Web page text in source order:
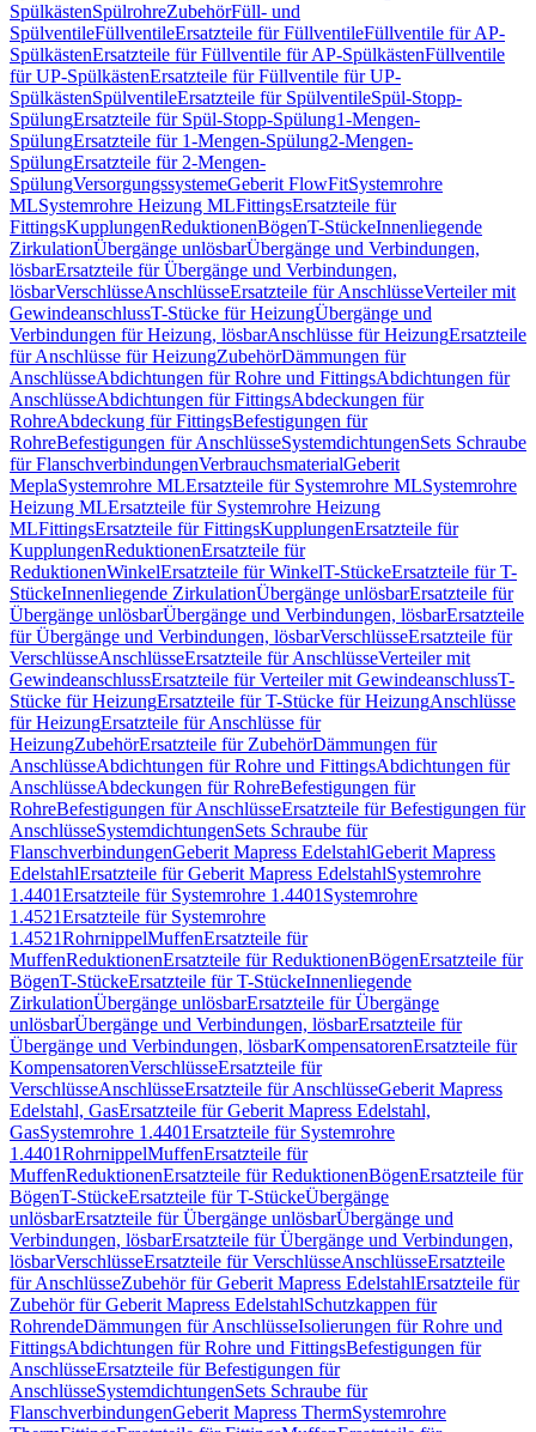
SpülkästenSpülrohreZubehörFüll- und
SpülventileFüllventileErsatzteile für FüllventileFüllventile für AP-
SpülkästenErsatzteile für Füllventile für AP-SpülkästenFüllventile
für UP-SpülkästenErsatzteile für Füllventile für UP-
SpülkästenSpülventileErsatzteile für SpülventileSpül-Stopp-
SpülungErsatzteile für Spül-Stopp-Spülung1-Mengen-
SpülungErsatzteile für 1-Mengen-Spülung2-Mengen-
SpülungErsatzteile für 2-Mengen-
SpülungVersorgungssystemeGeberit FlowFitSystemrohre
MLSystemrohre Heizung MLFittingsErsatzteile für
FittingsKupplungenReduktionenBögenT-StückeInnenliegende
ZirkulationÜbergänge unlösbarÜbergänge und Verbindungen,
lösbarErsatzteile für Übergänge und Verbindungen,
lösbarVerschlüsseAnschlüsseErsatzteile für AnschlüsseVerteiler mit
GewindeanschlussT-Stücke für HeizungÜbergänge und
Verbindungen für Heizung, lösbarAnschlüsse für HeizungErsatzteile
für Anschlüsse für HeizungZubehörDämmungen für
AnschlüsseAbdichtungen für Rohre und FittingsAbdichtungen für
AnschlüsseAbdichtungen für FittingsAbdeckungen für
RohreAbdeckung für FittingsBefestigungen für
RohreBefestigungen für AnschlüsseSystemdichtungenSets Schraube
für FlanschverbindungenVerbrauchsmaterialGeberit
MeplaSystemrohre MLErsatzteile für Systemrohre MLSystemrohre
Heizung MLErsatzteile für Systemrohre Heizung
MLFittingsErsatzteile für FittingsKupplungenErsatzteile für
KupplungenReduktionenErsatzteile für
ReduktionenWinkelErsatzteile für WinkelT-StückeErsatzteile für T-
StückeInnenliegende ZirkulationÜbergänge unlösbarErsatzteile für
Übergänge unlösbarÜbergänge und Verbindungen, lösbarErsatzteile
für Übergänge und Verbindungen, lösbarVerschlüsseErsatzteile für
VerschlüsseAnschlüsseErsatzteile für AnschlüsseVerteiler mit
GewindeanschlussErsatzteile für Verteiler mit GewindeanschlussT-
Stücke für HeizungErsatzteile für T-Stücke für HeizungAnschlüsse
für HeizungErsatzteile für Anschlüsse für
HeizungZubehörErsatzteile für ZubehörDämmungen für
AnschlüsseAbdichtungen für Rohre und FittingsAbdichtungen für
AnschlüsseAbdeckungen für RohreBefestigungen für
RohreBefestigungen für AnschlüsseErsatzteile für Befestigungen für
AnschlüsseSystemdichtungenSets Schraube für
FlanschverbindungenGeberit Mapress EdelstahlGeberit Mapress
EdelstahlErsatzteile für Geberit Mapress EdelstahlSystemrohre
1.4401Ersatzteile für Systemrohre 1.4401 Systemrohre
1.4521Ersatzteile für Systemrohre
1.4521RohrnippelMuffenErsatzteile für
MuffenReduktionenErsatzteile für ReduktionenBögenErsatzteile für
BögenT-StückeErsatzteile für T-StückeInnenliegende
ZirkulationÜbergänge unlösbarErsatzteile für Übergänge
unlösbarÜbergänge und Verbindungen, lösbarErsatzteile für
Übergänge und Verbindungen, lösbarKompensatorenErsatzteile für
KompensatorenVerschlüsseErsatzteile für
VerschlüsseAnschlüsseErsatzteile für AnschlüsseGeberit Mapress
Edelstahl, GasErsatzteile für Geberit Mapress Edelstahl,
GasSystemrohre 1.4401Ersatzteile für Systemrohre
1.4401RohrnippelMuffenErsatzteile für
MuffenReduktionenErsatzteile für ReduktionenBögenErsatzteile für
BögenT-StückeErsatzteile für T-StückeÜbergänge
unlösbarErsatzteile für Übergänge unlösbarÜbergänge und
Verbindungen, lösbarErsatzteile für Übergänge und Verbindungen,
lösbarVerschlüsseErsatzteile für VerschlüsseAnschlüsseErsatzteile
für AnschlüsseZubehör für Geberit Mapress EdelstahlErsatzteile für
Zubehör für Geberit Mapress EdelstahlSchutzkappen für
RohrendeDämmungen für AnschlüsseIsolierungen für Rohre und
FittingsAbdichtungen für Rohre und FittingsBefestigungen für
AnschlüsseErsatzteile für Befestigungen für
AnschlüsseSystemdichtungenSets Schraube für
FlanschverbindungenGeberit Mapress ThermSystemrohre